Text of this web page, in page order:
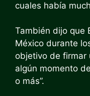
cuales había
También dijo que
México durante
objetivo de firmar
algún momento
o más”.